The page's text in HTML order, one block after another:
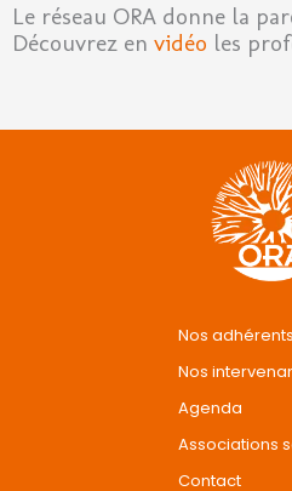
Le réseau ORA donne la
Découvrez en vidéo les
Nos adhérents
Nos
Agenda
Associations
Contact